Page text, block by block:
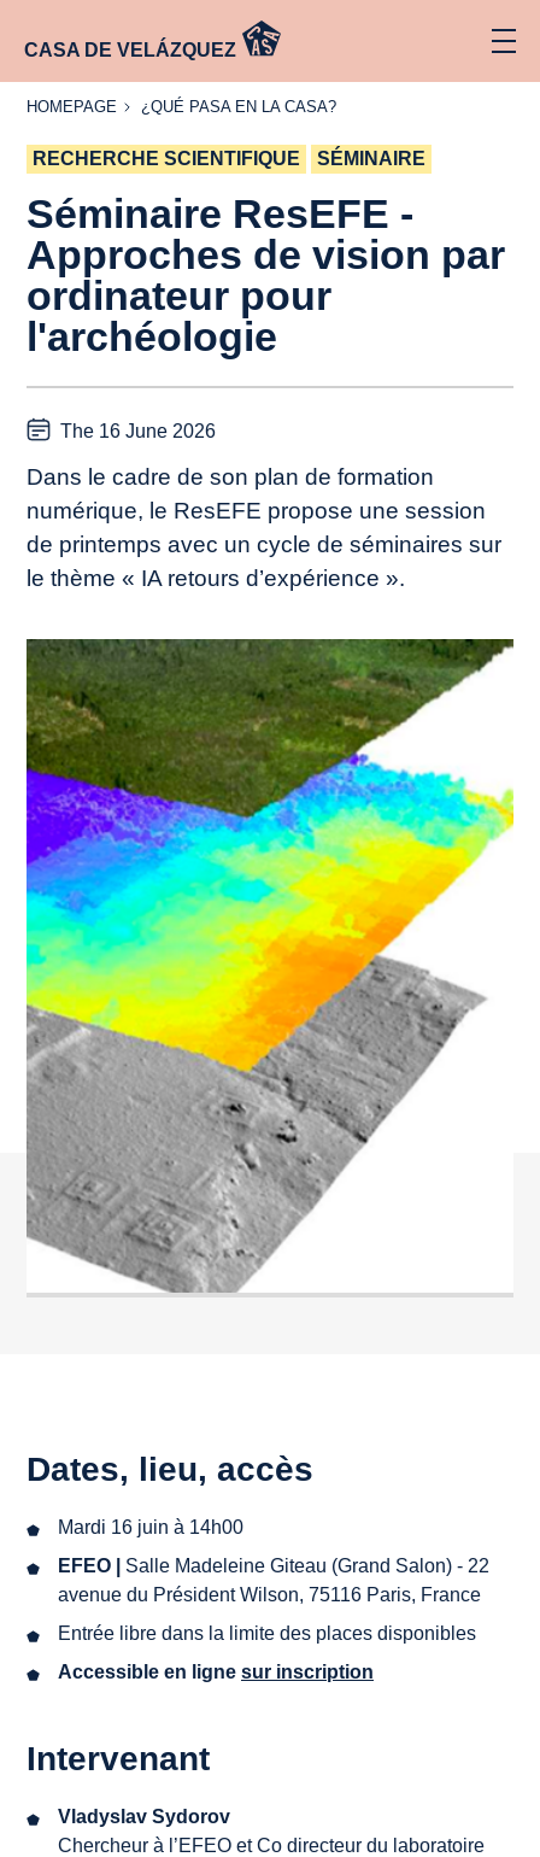
CASA DE VELÁZQUEZ
HOMEPAGE
HOMEPAGE
¿QUÉ
CASA?
¿QUÉ PASA EN LA CASA?
RECHERCHE SCIENTIFIQUE SÉMINAIRE
Séminaire ResEFE -
Approches de vision par
ordinateur pour
l'archéologie
The 16 June 2026
Dans le cadre de son plan de formation
numérique, le ResEFE propose une session
de printemps avec un cycle de séminaires sur
le thème « IA retours d’expérience ».
Dates, lieu, accès
Mardi 16 juin à 14h00
EFEO | Salle Madeleine Giteau (Grand Salon) - 22
avenue du Président Wilson, 75116 Paris, France
Entrée libre dans la limite des places disponibles
Accessible en ligne sur inscription
Intervenant
Vladyslav Sydorov
Chercheur à l’EFEO et Co directeur du laboratoire